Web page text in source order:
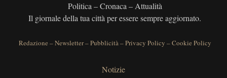
Politica – Cronaca – Attualità
Il giornale della tua città per essere sempre aggiornato.
Redazione –Newsletter–Pubblicità–Privacy Policy –Cookie Policy
Notizie